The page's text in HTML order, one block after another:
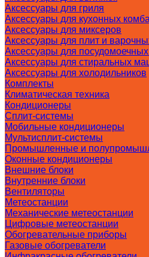
Аксессуары для гриля
Аксессуары для кухонных
Аксессуары для миксеров
Аксессуары для плит и
Аксессуары для
Аксессуары для стиральных
Аксессуары для холодильников
Комплекты
Климатическая техника
Кондиционеры
Сплит-системы
Мобильные кондиционеры
Мультисплит-системы
Промышленные и
Оконные кондиционеры
Внешние блоки
Внутренние блоки
Вентиляторы
Метеостанции
Механические метеостанции
Цифровые метеостанции
Обогревательные приборы
Газовые обогреватели